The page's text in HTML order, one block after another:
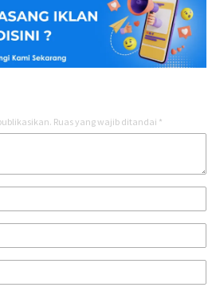
Ruas yang wajib ditandai *